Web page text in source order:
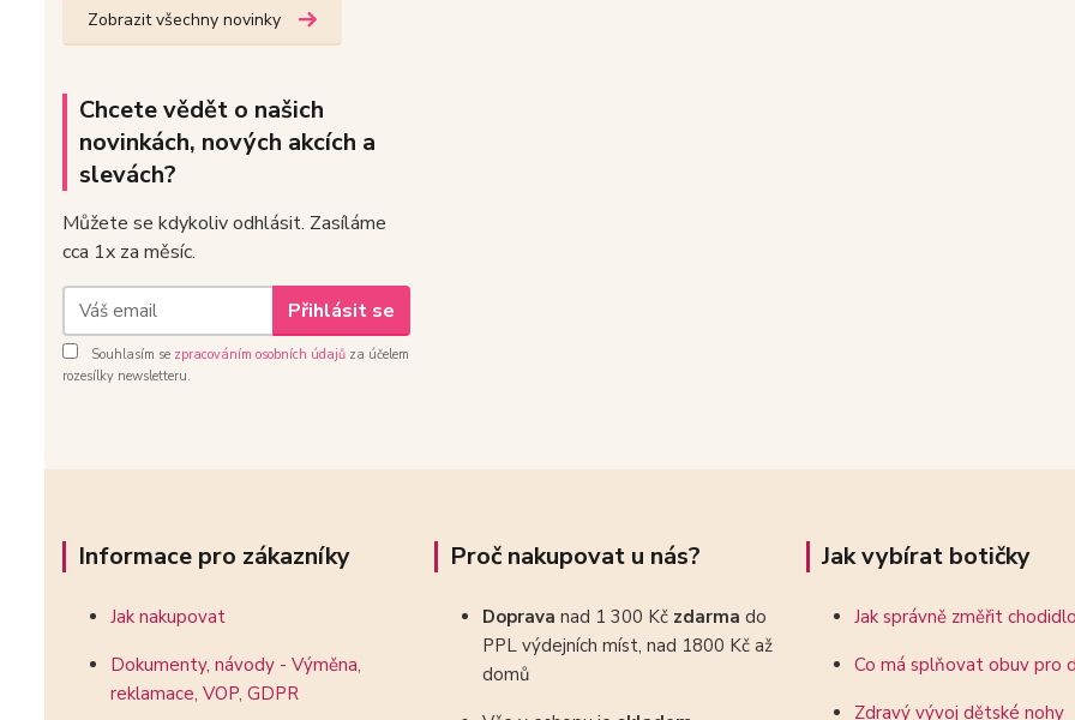
Zobrazit všechny novinky
Chcete vědět o našich
novinkách, nových akcích a
slevách?
Můžete se kdykoliv odhlásit. Zasíláme
cca 1x za měsíc.
Přihlásit se
Souhlasím se zpracováním osobních údajů za účelem
rozesílky newsletteru.
Informace pro zákazníky
Jak nakupovat
Dokumenty, návody - Výměna,
reklamace, VOP, GDPR
Proč nakupovat u nás?
Doprava nad 1 300 Kč zdarma do
PPL výdejních míst, nad 1800 Kč až
domů
Jak vybírat botičky
Jak správně změřit
Co má splňovat obuv pro
Zdravý vývoj dětské nohy